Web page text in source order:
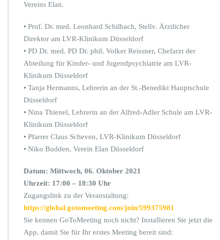
Vereins Elan.
• Prof. Dr. med. Leonhard Schilbach, Stellv. Ärztlicher
Direktor am LVR-Klinikum Düsseldorf
• PD Dr. med. PD Dr. phil. Volker Reissner, Chefarzt der
Abteilung für Kinder- und Jugendpsychiatrie am LVR-
Klinikum Düsseldorf
• Tanja Hermanns, Lehrerin an der St.-Benedikt Hauptschule
Düsseldorf
• Nina Thienel, Lehrerin an der Alfred-Adler Schule am LVR-
Klinikum Düsseldorf
• Pfarrer Claus Scheven, LVR-Klinikum Düsseldorf
• Niko Budden, Verein Elan Düsseldorf
Datum: Mittwoch, 06. Oktober 2021
Uhrzeit: 17:00 – 18:30 Uhr
Zugangslink zu der Veranstaltung:
https://global.gotomeeting.com/join/599375981
Sie kennen GoToMeeting noch nicht? Installieren Sie jetzt die
App, damit Sie für Ihr erstes Meeting bereit sind: